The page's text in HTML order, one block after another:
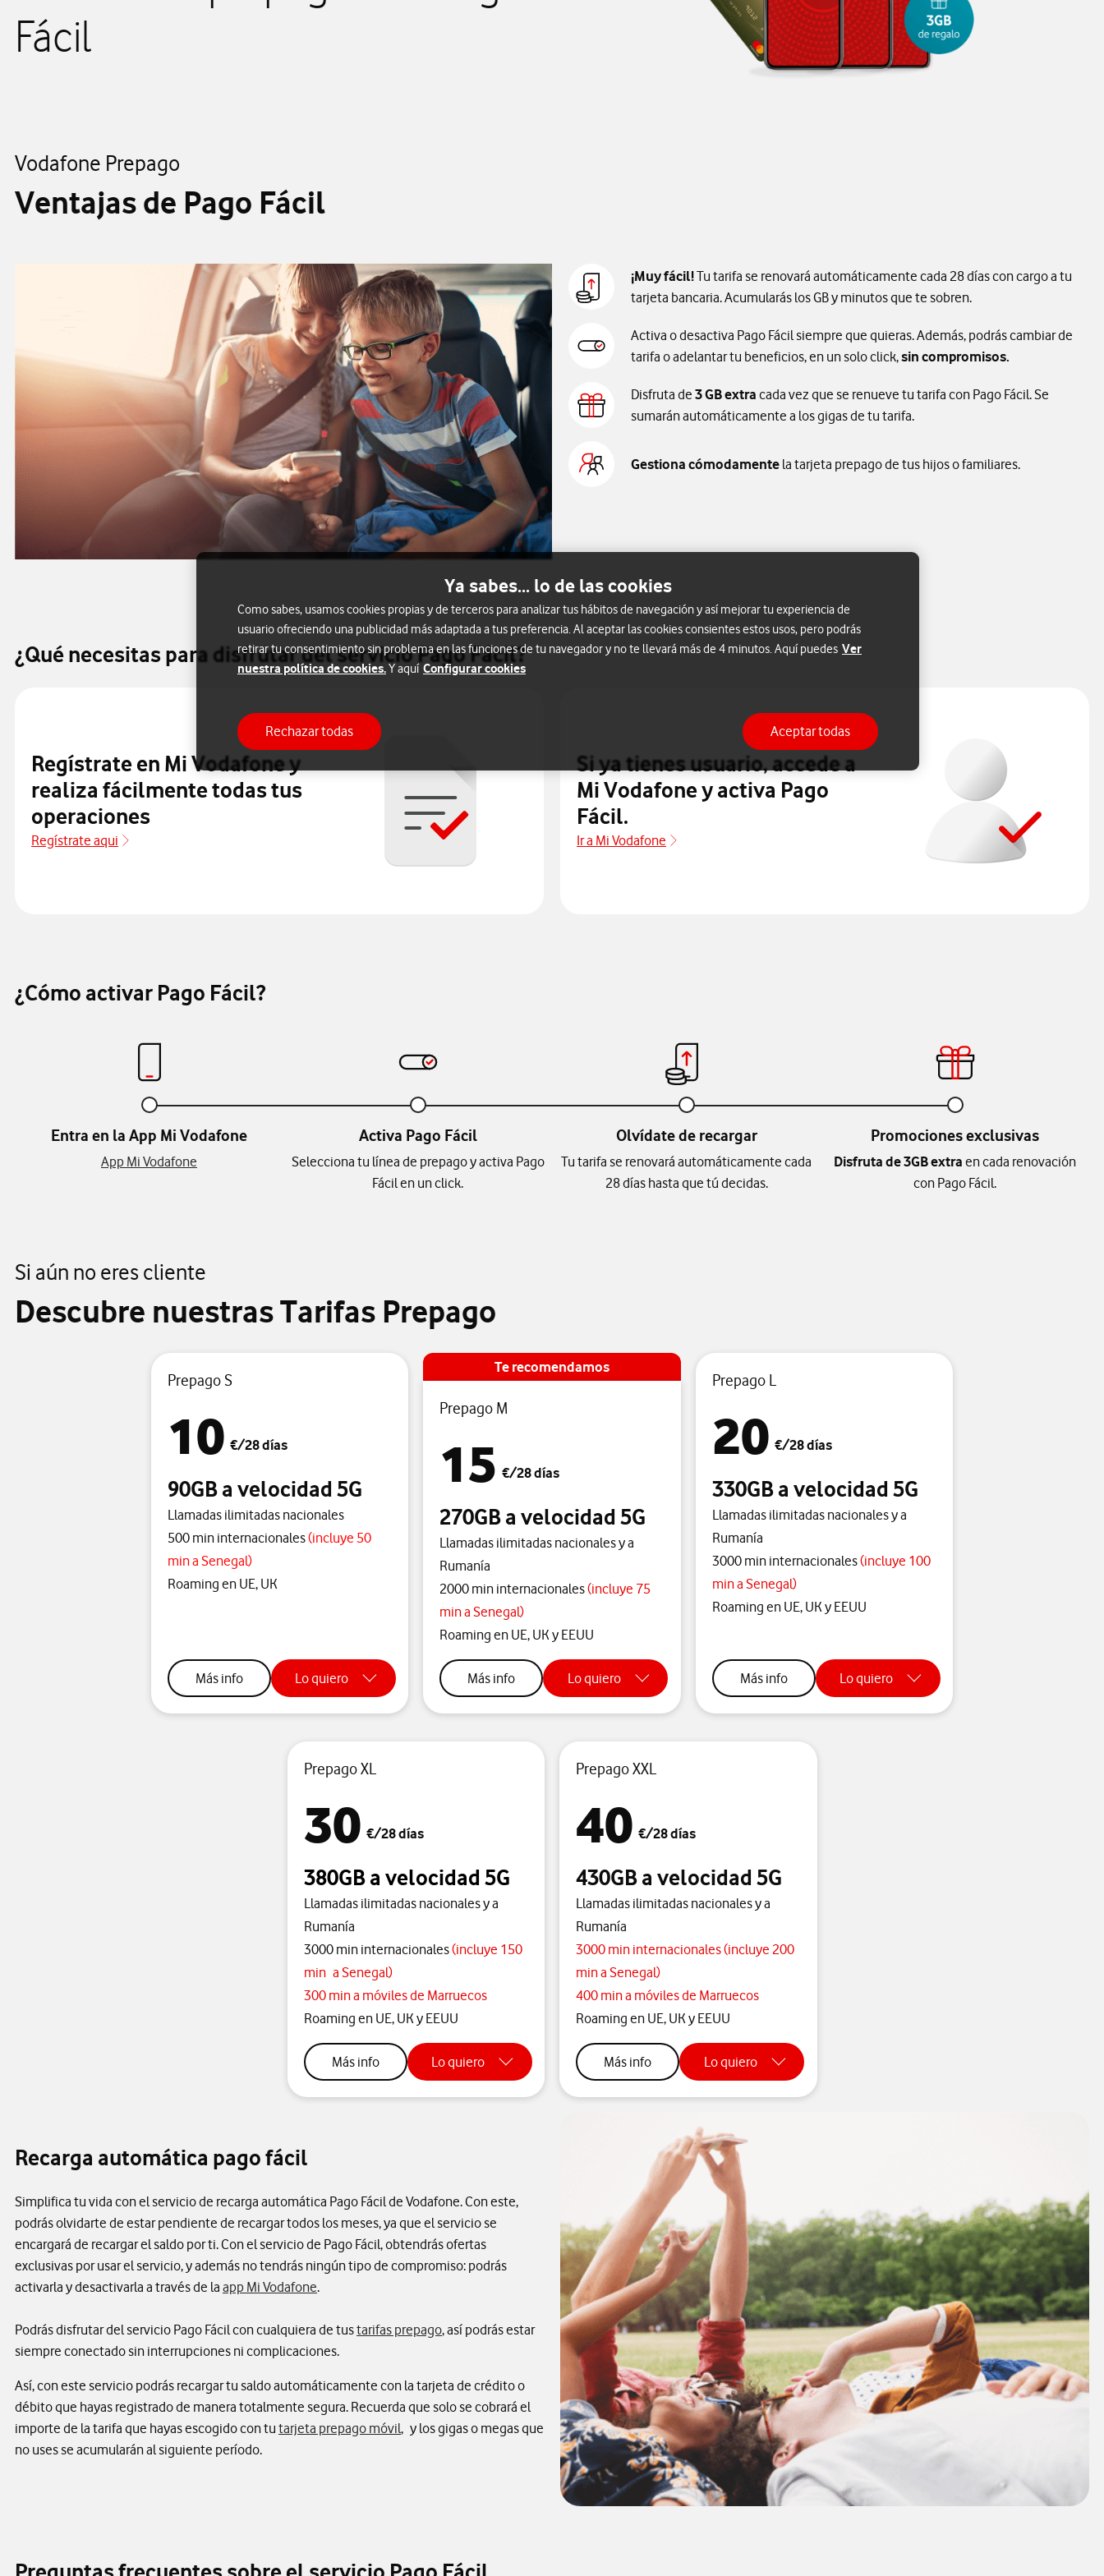
Fácil
Vodafone Prepago
Ventajas de Pago Fácil
¡Muy fácil!Tu tarifa se renovará automáticamente cada 28 días con cargo a tu
tarjeta bancaria. Acumularás los GB y minutos que te sobren.
Activa o desactiva Pago Fácil siempre que quieras. Además, podrás cambiar de
tarifa o adelantar tu beneficios, en un solo click,sin compromisos.
Disfruta de 3 GB extra cada vez que se renueve tu tarifa con Pago Fácil. Se
sumarán automáticamente a los gigas de tu tarifa.
Gestiona cómodamente la tarjeta prepago de tus hijos o familiares.
¿Qué necesitas para disfrutar del servicio Pago Fácil?
Regístrate en Mi Vodafoney
realiza fácilmente todas tus
operaciones
Regístrate aqui
Si ya tienes usuario, accede a
Mi Vodafone y activa Pago
Fácil.
Ir a Mi Vodafone
¿Cómo activar Pago Fácil?
Entra en la App Mi Vodafone
App Mi Vodafone
Activa Pago Fácil
Selecciona tu línea de prepago y activa Pago
Fácil en un click.
Olvídate de recargar
Tu tarifa se renovará automáticamente cada
28 días hasta que tú decidas.
Promociones exclusivas
Disfruta de 3GB extra en cada renovación
con Pago Fácil.
Si aún no eres cliente
Descubre nuestras Tarifas Prepago
Prepago S
10 €/28 días
90GB a velocidad 5G
Llamadas ilimitadas nacionales
500 min internacionales(incluye 50
min a Senegal)
Roaming en UE, UK
Más infosobre tarifa S prepago
Lo quiero
Te recomendamos
Prepago M
15 €/28 días
270GB a velocidad 5G
Llamadas ilimitadas nacionales y a
Rumanía
2000 min internacionales(incluye 75
min a Senegal)
Roaming en UE, UK y EEUU
Más infosobre tarifa mLo quiero
Prepago L
20 €/28 días
330GB a velocidad 5G
Llamadas ilimitadas nacionales y a
Rumanía
3000 min internacionales(incluye 100
min a Senegal)
Roaming en UE, UK y EEUU
Más infosobre tarifa lLo quiero
Prepago XL
30 €/28 días
380GB a velocidad 5G
Llamadas ilimitadas nacionales y a
Rumanía
3000 min internacionales(incluye 150
min a Senegal)
300 min a móviles de Marruecos
Roaming en UE, UK y EEUU
Más infosobre tarifa XL prepago
Lo quiero
Prepago XXL
40 €/28 días
430GB a velocidad 5G
Llamadas ilimitadas nacionales y a
Rumanía
3000 min internacionales (incluye 200
min a Senegal)
400 min a móviles de Marruecos
Roaming en UE, UK y EEUU
Más infosobre tarifa XXL prepago
Lo quiero
Recarga automática pago fácil
Simplifica tu vida con el servicio de recarga automática Pago Fácil de Vodafone. Con este,
podrás olvidarte de estar pendiente de recargar todos los meses, ya que el servicio se
encargará de recargar el saldo por ti. Con el servicio de Pago Fácil, obtendrás ofertas
exclusivas por usar el servicio, y además no tendrás ningún tipo de compromiso: podrás
activarla y desactivarla a través de la app Mi Vodafone.
Podrás disfrutar del servicio Pago Fácil con cualquiera de tustarifas prepago, así podrás estar
siempre conectado sin interrupciones ni complicaciones.
Así, con este servicio podrás recargar tu saldo automáticamente con la tarjeta de crédito o
débito que hayas registrado de manera totalmente segura. Recuerda que solo se cobrará el
importe de la tarifa que hayas escogido con tu tarjeta prepago móvil, y los gigas o megas que
no uses se acumularán al siguiente período.
Ya sabes... lo de las cookies
Como sabes, usamos cookies propias y de terceros para analizar tus hábitos de navegación y así mejorar tu experiencia de
usuario ofreciendo una publicidad más adaptada a tus preferencia. Al aceptar las cookies consientes estos usos, pero podrás
retirar tu consentimiento sin problema en las funciones de tu navegador y no te llevará más de 4 minutos. Aquí puedes Ver
nuestra política de cookies.Y aquí Configurar cookies
Rechazar todas Aceptar todas